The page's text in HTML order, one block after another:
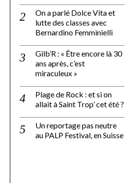
On a parlé Dolce Vita et
lutte des classes avec
Bernardino Femminielli
Gilb’R : « Être encore là 30
ans après, c’est
miraculeux »
Plage de Rock : et si on
allait à Saint Trop’ cet été ?
Un reportage pas neutre
au PALP Festival, en Suisse